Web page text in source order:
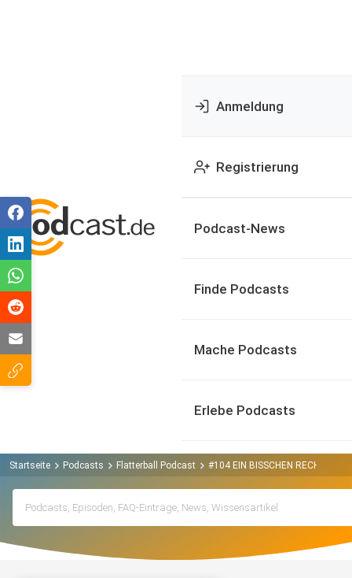
Anmeldung
Registrierung
Podcast-News
Finde Podcasts
Mache Podcasts
Erlebe Podcasts
Startseite Podcasts Flatterball Podcast #104 EIN BISSCHEN RECHT